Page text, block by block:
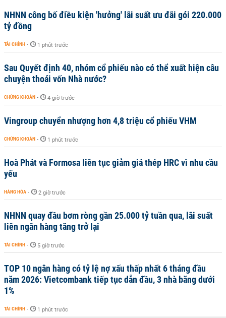
NHNN công bố điều kiện 'hưởng' lãi suất ưu đãi gói 220.000
tỷ đồng
TÀI CHÍNH - 1 phút trước
Sau Quyết định 40, nhóm cổ phiếu nào có thể xuất hiện câu
chuyện thoái vốn Nhà nước?
CHỨNG KHOÁN - 4 giờ trước
Vingroup chuyển nhượng hơn 4,8 triệu cổ phiếu VHM
CHỨNG KHOÁN - 1 phút trước
Hoà Phát và Formosa liên tục giảm giá thép HRC vì nhu cầu
yếu
HÀNG HÓA - 2 giờ trước
NHNN quay đầu bơm ròng gần 25.000 tỷ tuần qua, lãi suất
liên ngân hàng tăng trở lại
TÀI CHÍNH - 5 giờ trước
TOP 10 ngân hàng có tỷ lệ nợ xấu thấp nhất 6 tháng đầu
năm 2026: Vietcombank tiếp tục dẫn đầu, 3 nhà băng dưới
1%
TÀI CHÍNH - 1 phút trước